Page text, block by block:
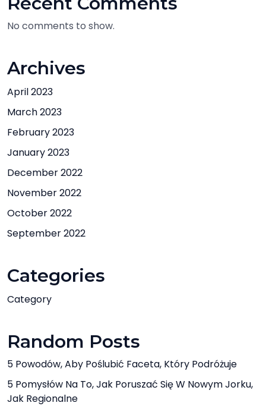
No comments to show.
Archives
April 2023
March 2023
February 2023
January 2023
December 2022
November 2022
October 2022
September 2022
Categories
Category
Random Posts
5 Powodów, Aby Poślubić Faceta, Który Podróżuje
5 Pomysłów Na To, Jak Poruszać Się W Nowym Jorku,
Jak Regionalne